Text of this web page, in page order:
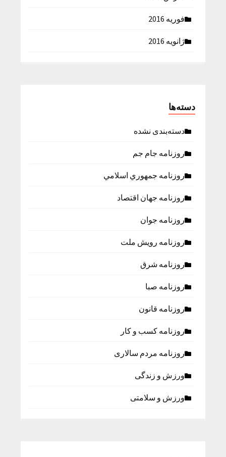
فوریه 2016
ژانویه 2016
دسته‌ها
دسته‌بندی نشده
روزنامه جام جم
روزنامه جمهوري اسلامي
روزنامه جهان اقتصاد
روزنامه جوان
روزنامه رویش ملت
روزنامه شرق
روزنامه صبا
روزنامه قانون
روزنامه كسب و كار
روزنامه مردم سالاری
ورزش و زندگی
ورزش و سلامتی